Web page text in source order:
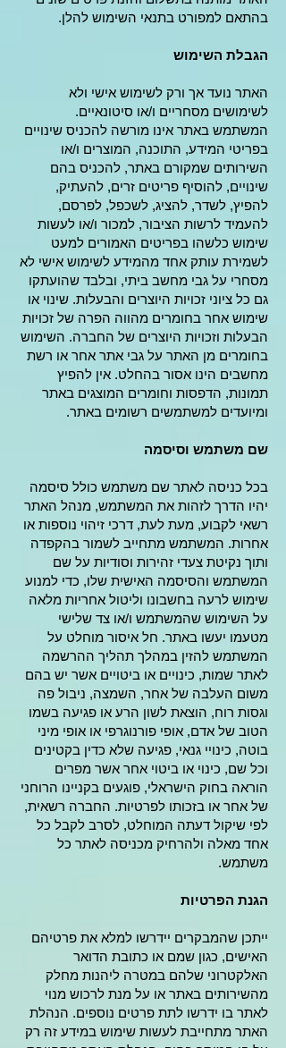
בהתאם למפורט בתנאי השימוש להלן.
הגבלת השימוש
האתר נועד אך ורק לשימוש אישי ולא
לשימושים מסחריים ו/או סיטונאיים.
המשתמש באתר אינו מורשה להכניס שינויים
בפריטי המידע, התוכנה, המוצרים ו/או
השירותים שמקורם באתר, להכניס בהם
שינויים, להוסיף פריטים זרים, להעתיק,
להפיץ, לשדר, להציג, לשכפל, לפרסם,
להעמיד לרשות הציבור, למכור ו/או לעשות
שימוש כלשהו בפריטים האמורים למעט
לשמירת עותק אחד מהמידע לשימוש אישי לא
מסחרי על גבי מחשב ביתי, ובלבד שהועתקו
גם כל ציוני זכויות היוצרים והבעלות. שינוי או
שימוש אחר בחומרים מהווה הפרה של זכויות
הבעלות וזכויות היוצרים של החברה. השימוש
בחומרים מן האתר על גבי אתר אחר או רשת
מחשבים הינו אסור בהחלט. אין להפיץ
תמונות, הדפסות וחומרים המוצגים באתר
ומיועדים למשתמשים רשומים באתר.
שם משתמש וסיסמה
בכל כניסה לאתר שם משתמש כולל סיסמה
יהיו הדרך לזהות את המשתמש, מנהל האתר
רשאי לקבוע, מעת לעת, דרכי זיהוי נוספות או
אחרות. המשתמש מתחייב לשמור בהקפדה
ותוך נקיטת צעדי זהירות וסודיות על שם
המשתמש והסיסמה האישית שלו, כדי למנוע
שימוש לרעה בחשבונו וליטול אחריות מלאה
על השימוש שהמשתמש ו/או צד שלישי
מטעמו יעשו באתר. חל איסור מוחלט על
המשתמש להזין במהלך תהליך ההרשמה
לאתר שמות, כינויים או ביטויים אשר יש בהם
משום העלבה של אחר, השמצה, ניבול פה
וגסות רוח, הוצאת לשון הרע או פגיעה בשמו
הטוב של אדם, אופי פורנוגרפי או אופי מיני
בוטה, כינויי גנאי, פגיעה שלא כדין בקטינים
וכל שם, כינוי או ביטוי אחר אשר מפרים
הוראה בחוק הישראלי, פוגעים בקניינו הרוחני
של אחר או בזכותו לפרטיות. החברה רשאית,
לפי שיקול דעתה המוחלט, לסרב לקבל כל
אחד מאלה ולהרחיק מכניסה לאתר כל
משתמש.
הגנת הפרטיות
ייתכן שהמבקרים יידרשו למלא את פרטיהם
האישים, כגון שמם או כתובת הדואר
האלקטרוני שלהם במטרה ליהנות מחלק
מהשירותים באתר או על מנת לרכוש מנוי
לאתר בו ידרשו לתת פרטים נוספים. הנהלת
האתר מתחייבת לעשות שימוש במידע זה רק